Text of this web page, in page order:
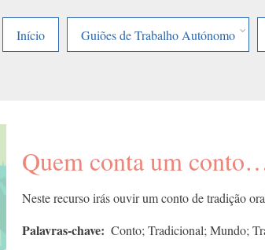
Início
Guiões de Trabalho Autónomo
Quem conta um
Neste recurso irás ouvir um conto de tradição
Palavras-chave Conto; Tradicional; Mundo;